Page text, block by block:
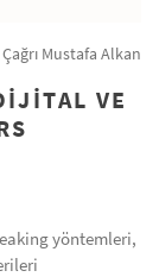
Çağrı Mustafa Alkan
VE
yöntemleri,